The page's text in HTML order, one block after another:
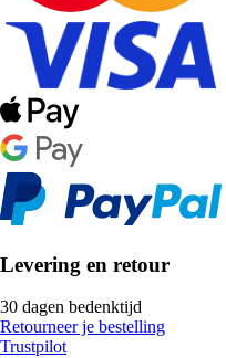
Levering en retour
30 dagen bedenktijd
Retourneer je bestelling
Trustpilot